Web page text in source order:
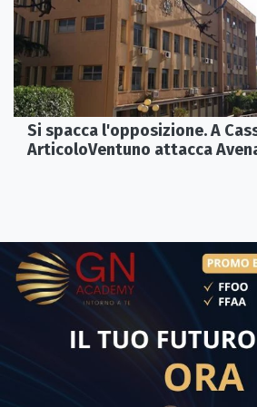
Si spacca l'opposizione. A
ArticoloVentuno attacca